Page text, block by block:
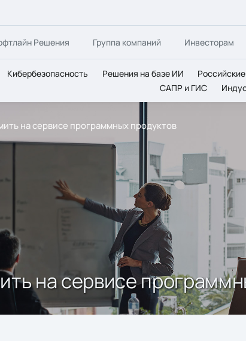
Решения Группа компаний Инвесторам
Кибербезопасность Решения на базе ИИ
САПР и ГИС
на сервисе программных продуктов
на сервисе